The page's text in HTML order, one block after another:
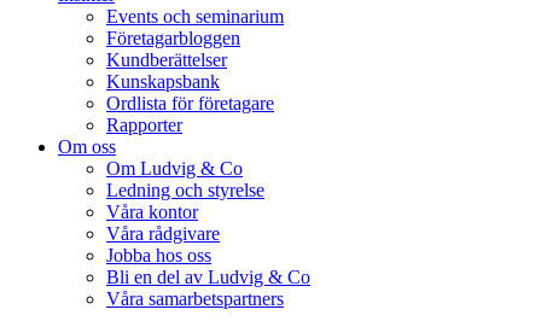
Events och seminarium
Företagarbloggen
Kundberättelser
Kunskapsbank
Ordlista för företagare
Rapporter
Om oss
Om Ludvig & Co
Ledning och styrelse
Våra kontor
Våra rådgivare
Jobba hos oss
Bli en del av Ludvig & Co
Våra samarbetspartners